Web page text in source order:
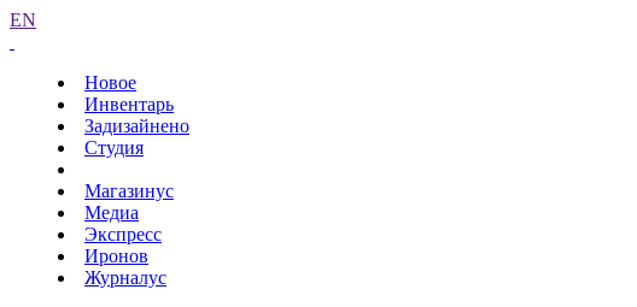
EN
Новое
Инвентарь
Задизайнено
Студия
Магазинус
Медиа
Экспресс
Иронов
Журналус